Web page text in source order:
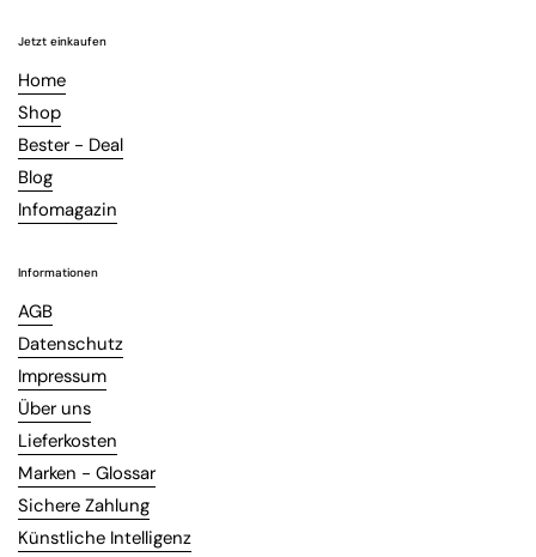
Jetzt einkaufen
Home
Shop
Bester - Deal
Blog
Infomagazin
Informationen
AGB
Datenschutz
Impressum
Über uns
Lieferkosten
Marken - Glossar
Sichere Zahlung
Künstliche Intelligenz